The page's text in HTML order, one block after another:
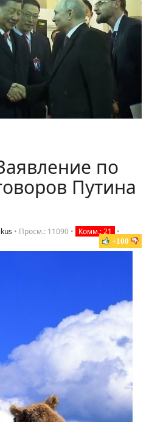
по
Путина
• Просм.: 11090 • Комм.: 21
•
+100